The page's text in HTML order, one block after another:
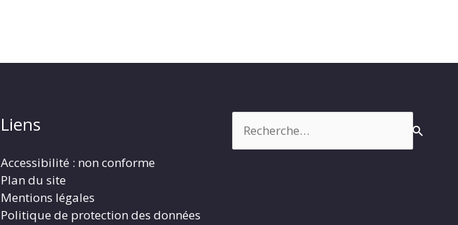
Liens
Accessibilité : non conforme
Plan du site
Mentions légales
Politique de protection des données